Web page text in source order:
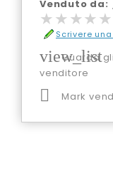
Venduto da:
★★★★★
★★★★★
Scrivere
view_list
Guarda
venditore
 Mark